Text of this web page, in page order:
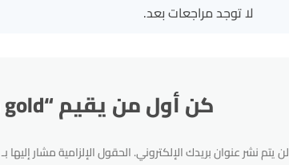
لا توجد مراجعات بعد.
كن أول من يقيم “collier noire en acier inoxydable pm gold”
لن يتم نشر عنوان بريدك الإلكتروني.الحقول الإلزامية مشار إليها بـ